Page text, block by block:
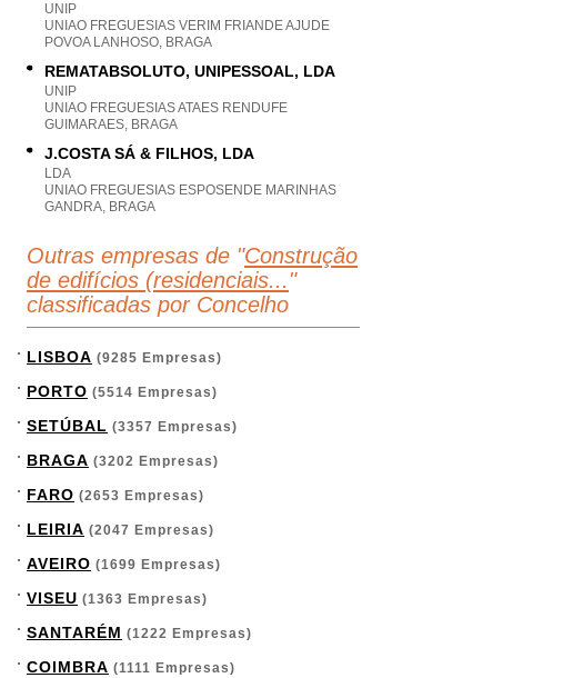
UNIP
UNIAO FREGUESIAS VERIM FRIANDE AJUDE
POVOA LANHOSO, BRAGA
REMATABSOLUTO, UNIPESSOAL, LDA
UNIP
UNIAO FREGUESIAS ATAES RENDUFE
GUIMARAES, BRAGA
J.COSTA SÁ & FILHOS, LDA
LDA
UNIAO FREGUESIAS ESPOSENDE MARINHAS
GANDRA, BRAGA
Outras empresas de "Construção
de edifícios (residenciais... "
classificadas por Concelho
LISBOA (9285 Empresas)
PORTO (5514 Empresas)
SETÚBAL (3357 Empresas)
BRAGA (3202 Empresas)
FARO (2653 Empresas)
LEIRIA (2047 Empresas)
AVEIRO (1699 Empresas)
VISEU (1363 Empresas)
SANTARÉM (1222 Empresas)
COIMBRA (1111 Empresas)